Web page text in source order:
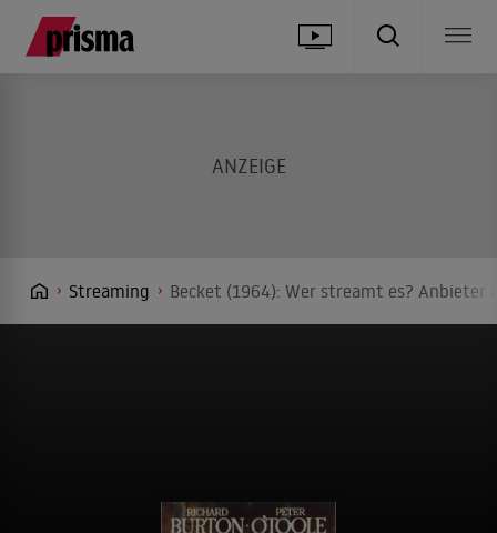
Streaming Becket (1964): Wer streamt es? Anbieter